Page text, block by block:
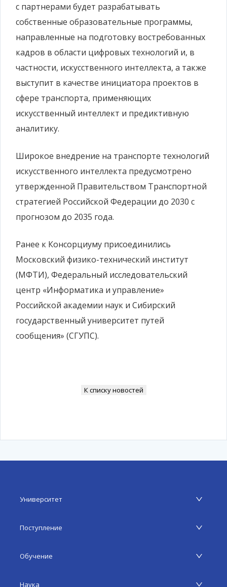
с партнерами будет разрабатывать
собственные образовательные программы,
направленные на подготовку востребованных
кадров в области цифровых технологий и, в
частности, искусственного интеллекта, а также
выступит в качестве инициатора проектов в
сфере транспорта, применяющих
искусственный интеллект и предиктивную
аналитику.
Широкое внедрение на транспорте технологий
искусственного интеллекта предусмотрено
утвержденной Правительством Транспортной
стратегией Российской Федерации до 2030 с
прогнозом до 2035 года.
Ранее к Консорциуму присоединились
Московский физико-технический институт
(МФТИ), Федеральный исследовательский
центр «Информатика и управление»
Российской академии наук и Сибирский
государственный университет путей
сообщения» (СГУПС).
К списку новостей
Университет
Поступление
Обучение
Наука